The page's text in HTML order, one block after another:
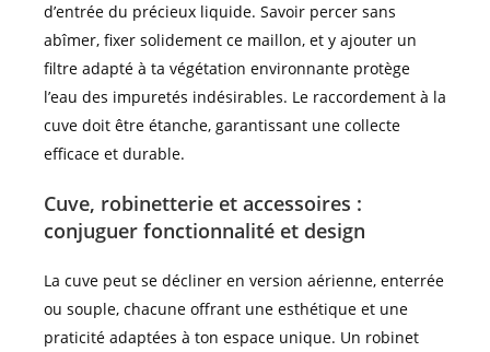
d’entrée du précieux liquide. Savoir percer sans
abîmer, fixer solidement ce maillon, et y ajouter un
filtre adapté à ta végétation environnante protège
l’eau des impuretés indésirables. Le raccordement à la
cuve doit être étanche, garantissant une collecte
efficace et durable.
Cuve, robinetterie et accessoires :
conjuguer fonctionnalité et design
La cuve peut se décliner en version aérienne, enterrée
ou souple, chacune offrant une esthétique et une
praticité adaptées à ton espace unique. Un robinet